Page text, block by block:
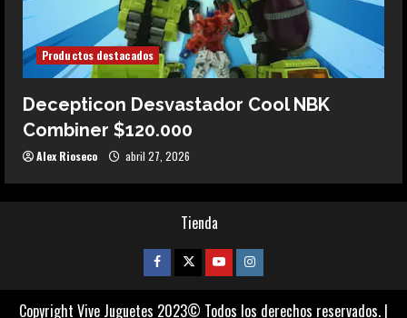
Productos destacados
Decepticon Desvastador Cool NBK
Combiner $120.000
Alex Rioseco abril 27, 2026
Tienda
Facebook
TwitterYoutubeInstagram
Copyright Vive Juguetes 2023© Todos los derechos reservados. |